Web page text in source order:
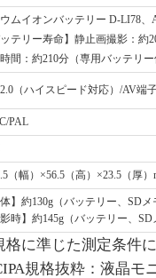
ムイオンバッテリー D-LI78
ッテリー寿命】静止画撮影：約
間：約210分（専用バッテリ
（ハイスピード対応）/AV端
PAL
（幅）×56.5（高）×23.5（厚
体】約130g（バッテリー、SD
影時】約145g（バッテリー、
に準じた測定条件
規格抜粋：液晶モ